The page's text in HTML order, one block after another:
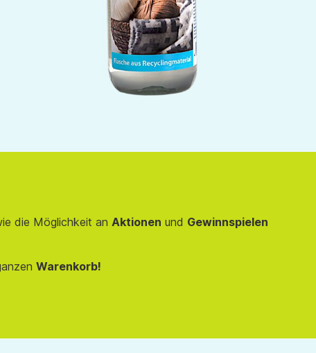
die Möglichkeit an Aktionen und Gewinnspielen
Warenkorb!